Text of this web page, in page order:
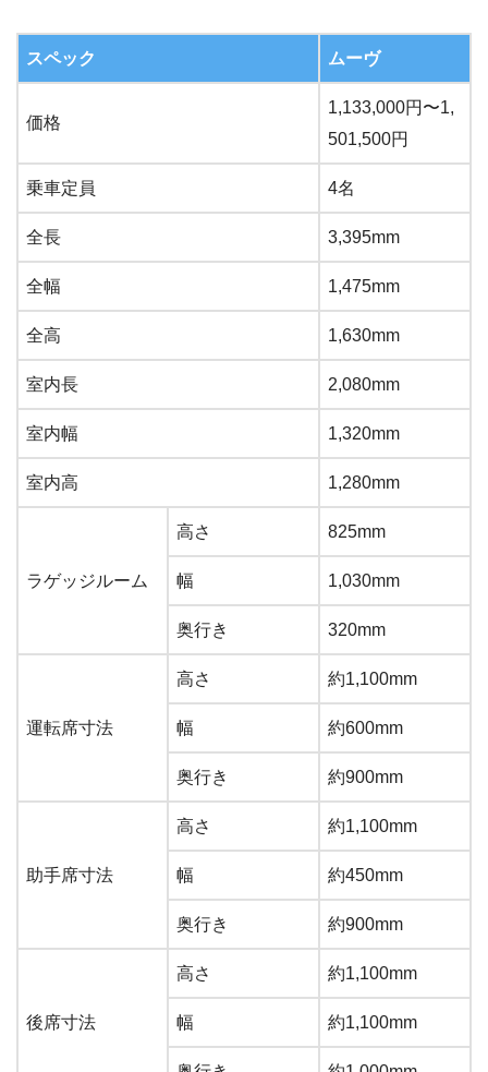
スペック ムーヴ
価格
1,133,000円〜1,
501,500円
乗車定員 4名
全長 3,395mm
全幅 1,475mm
全高 1,630mm
室内長 2,080mm
室内幅 1,320mm
室内高 1,280mm
ラゲッジルーム
高さ 825mm
幅 1,030mm
奥行き 320mm
運転席寸法
高さ 約1,100mm
幅 約600mm
奥行き 約900mm
助手席寸法
高さ 約1,100mm
幅 約450mm
奥行き 約900mm
後席寸法
高さ 約1,100mm
幅 約1,100mm